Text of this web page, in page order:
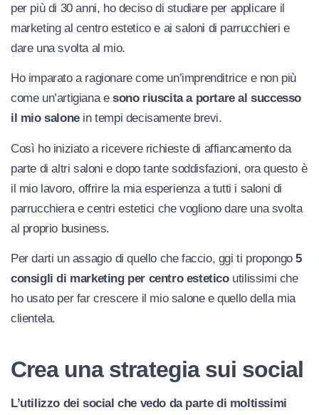
per più di 30 anni, ho deciso di studiare per applicare il
marketing al centro estetico e ai saloni di parrucchieri e
dare una svolta al mio.
Ho imparato a ragionare come un’imprenditrice e non più
come un’artigiana e sono riuscita a portare al successo
il mio salonein tempi decisamente brevi.
Così ho iniziato a ricevere richieste di affiancamento da
parte di altri saloni e dopo tante soddisfazioni, ora questo è
il mio lavoro, offrire la mia esperienza a tutti i saloni di
parrucchiera e centri estetici che vogliono dare una svolta
al proprio business.
Per darti un assagio di quello che faccio, ggi ti propongo5
consigli di marketing per centro esteticoutilissimi che
ho usato per far crescere il mio salone e quello della mia
clientela.
Crea una strategia sui social
L’utilizzo dei social che vedo da parte di moltissimi